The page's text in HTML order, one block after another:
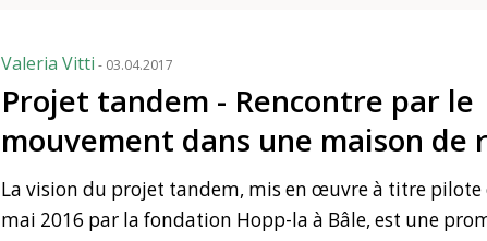
Valeria Vitti - 03.04.2017
Projet tandem - Rencontre par le
mouvement dans une maison de
La vision du projet tandem, mis en œuvre à titre
mai 2016 par la fondation Hopp-la à Bâle, est une